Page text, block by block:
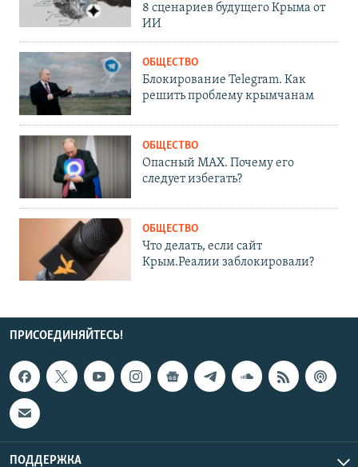
8 сценариев будущего Крыма от
ИИ
ОБЩЕСТВО
Блокирование Telegram. Как
решить проблему крымчанам
ОБЩЕСТВО
Опасный MAX. Почему его
следует избегать?
ОБЩЕСТВО
Что делать, если сайт
Крым.Реалии заблокировали?
ПРИСОЕДИНЯЙТЕСЬ!
ПОДДЕРЖКА